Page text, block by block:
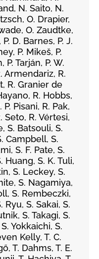
N. Saito, N.
O. Drapier,
O. Zaudtke,
D. Barnes, P. J.
P. Mikeš, P.
Tarján, P. W.
Armendariz, R.
R. Granier de
R. Hobbs,
Pisani, R. Pak,
Seto, R. Vértesi,
S. Batsouli, S.
Campbell, S.
S. F. Pate, S.
Huang, S. K. Tuli,
S. Leckey, S.
S. Nagamiya,
S. Rembeczki,
Ryu, S. Sakai, S.
S. Takagi, S.
Yokkaichi, S.
Kelly, T. C.
T. Dahms, T. E.